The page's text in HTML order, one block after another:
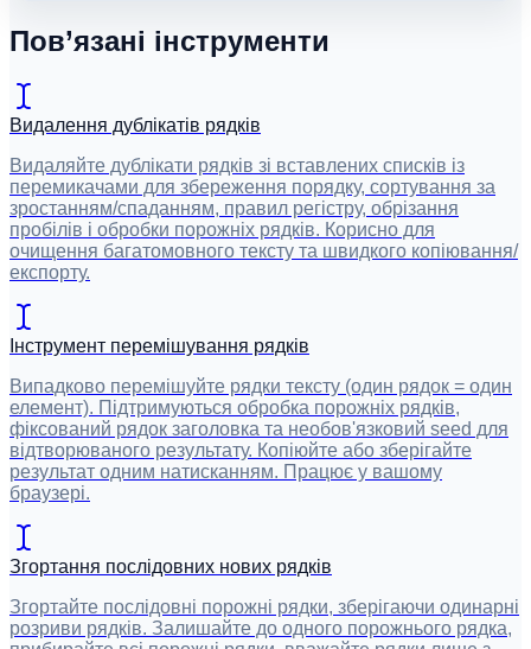
Пов’язані інструменти
Видалення дублікатів рядків
Видаляйте дублікати рядків зі вставлених списків із
перемикачами для збереження порядку, сортування за
зростанням/спаданням, правил регістру, обрізання
пробілів і обробки порожніх рядків. Корисно для
очищення багатомовного тексту та швидкого копіювання/
експорту.
Інструмент перемішування рядків
Випадково перемішуйте рядки тексту (один рядок = один
елемент). Підтримуються обробка порожніх рядків,
фіксований рядок заголовка та необов'язковий seed для
відтворюваного результату. Копіюйте або зберігайте
результат одним натисканням. Працює у вашому
браузері.
Згортання послідовних нових рядків
Згортайте послідовні порожні рядки, зберігаючи одинарні
розриви рядків. Залишайте до одного порожнього рядка,